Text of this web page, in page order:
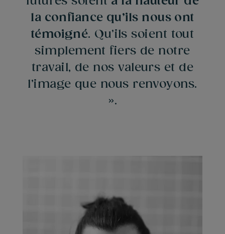
la confiance qu’ils nous ont
témoigné. Qu’ils soient tout
simplement fiers de notre
travail, de nos valeurs et de
l’image que nous renvoyons.
».